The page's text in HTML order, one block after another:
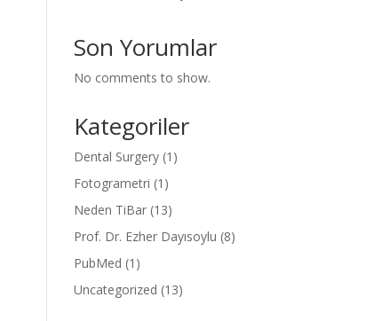
Son Yorumlar
No comments to show.
Kategoriler
Dental Surgery (1)
Fotogrametri (1)
Neden TiBar (13)
Prof. Dr. Ezher Dayısoylu (8)
PubMed (1)
Uncategorized (13)